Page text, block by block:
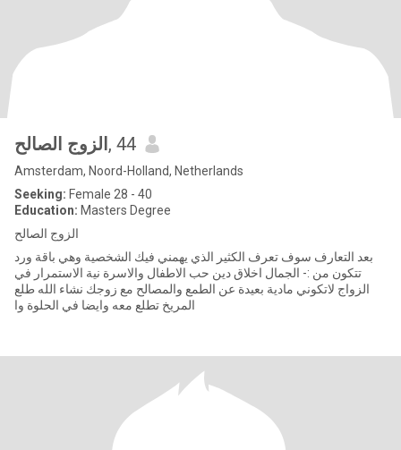
الزوج الصالح , 44
Amsterdam, Noord-Holland, Netherlands
Seeking: Female 28 - 40
Education: Masters Degree
الزوج الصالح
بعد التعارف سوف تعرف الكثير الذي يهمني فيك الشخصية وهي باقة ورد
تتكون من :- الجمال اخلاق دين حب الاطفال والاسرة نية الاستمرار في
الزواج لاتكوني مادية بعيدة عن الطمع والمصالح مع زوجك نشاء الله طلع
المريخ تطلع معه وايضا في الحلوة وا